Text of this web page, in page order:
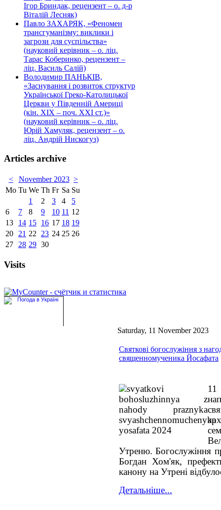
Ігор Бриндак, рецензент – о. д-р
Віталій Лесняк)
Павло ЗАХАРЯК, «Феномен
трансгуманізму: виклики і
загрози для суспільства»
(науковий керівник – о. ліц.
Тарас Коберинко, рецензент –
ліц. Василь Салій)
Володимир ПАНЬКІВ,
«Заснування і розвиток структур
Української Греко-Католицької
Церкви у Південній Америці
(кін. ХІХ – поч. ХХІ ст.)»
(науковий керівник – о. ліц.
Юрій Хамуляк, рецензент – о.
ліц. Андрій Нискогуз)
Articles archive
< November 2023 >
Mo Tu We Th Fr Sa Su
1
2 3 4
5
6
7 8 9 10 11 12
13
14 15 16 17 18 19
20
21 22 23 24 25 26
27
28 29 30
Visits
Saturday, 11 November 2023
Святкові богослужіння з
священномученика Йосафата
Утреню. Богослужіння
Богдан Хом'як,
канону на Утрені
Детальніше...